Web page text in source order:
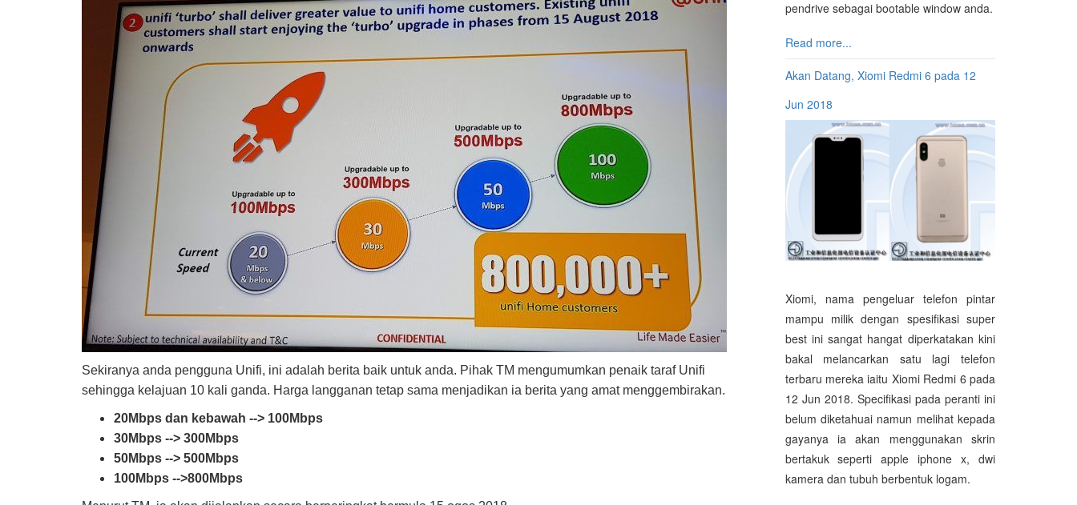
Sekiranya anda pengguna Unifi, ini adalah berita baik untuk anda. Pihak TM mengumumkan penaik taraf Unifi
sehingga kelajuan 10 kali ganda. Harga langganan tetap sama menjadikan ia berita yang amat menggembirakan.
20Mbps dan kebawah --> 100Mbps
30Mbps --> 300Mbps
50Mbps --> 500Mbps
100Mbps -->800Mbps
pendrive sebagai bootable window anda.
Read more...
Akan Datang, Xiomi Redmi 6 pada 12
Jun 2018
Xiomi, nama pengeluar telefon pintar
mampu milik dengan spesifikasi super
best ini sangat hangat diperkatakan kini
bakal melancarkan satu lagi telefon
terbaru mereka iaitu Xiomi Redmi 6 pada
12 Jun 2018. Specifikasi pada peranti ini
belum diketahuai namun melihat kepada
gayanya ia akan menggunakan skrin
bertakuk seperti apple iphone x, dwi
kamera dan tubuh berbentuk logam.